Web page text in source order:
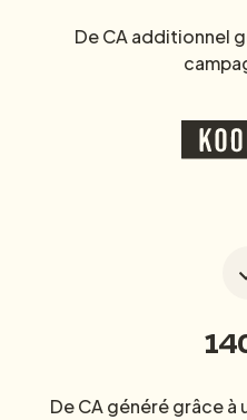
De CA additionnel
De CA généré grâce à